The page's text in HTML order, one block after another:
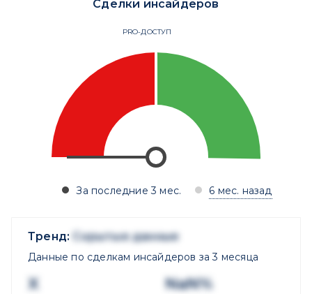
Сделки инсайдеров
PRO-ДОСТУП
За последние 3 мес. 6 мес. назад
Тренд: Скрытые данные
Данные по сделкам инсайдеров за 3 месяца
X NaN%